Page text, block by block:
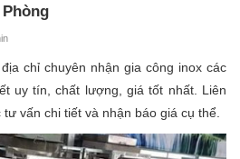
chỉ chuyên nhận gia công inox các
uy tín, chất lượng, giá tốt nhất. Liên
vấn chi tiết và nhận báo giá cụ thể.